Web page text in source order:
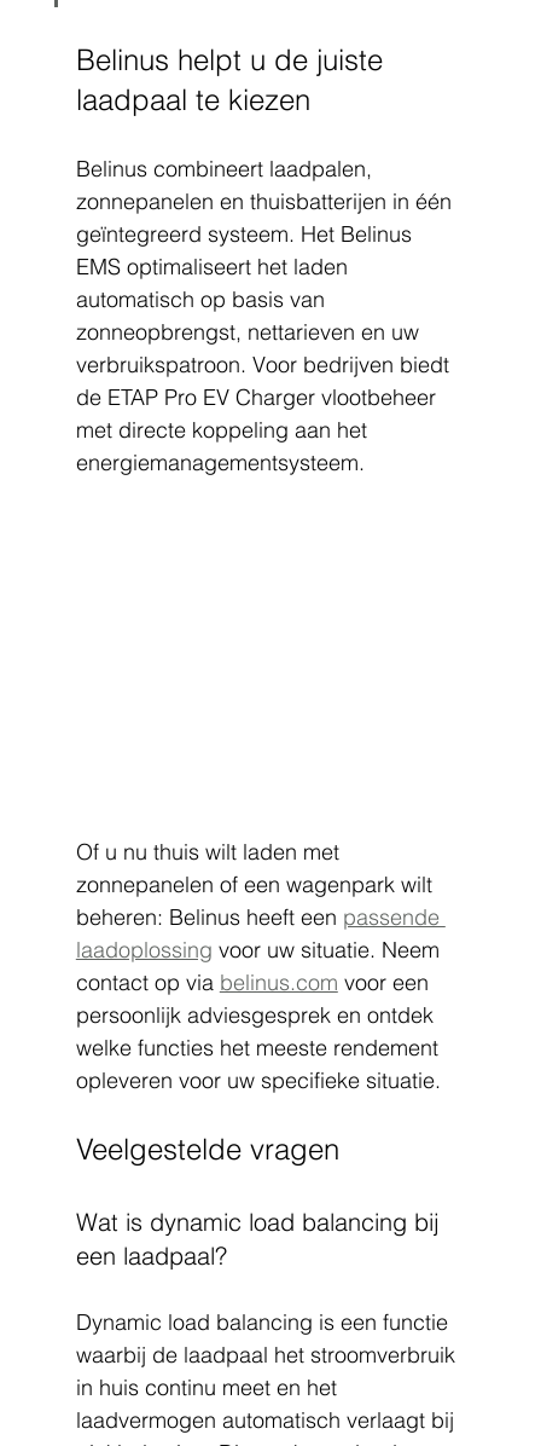
Belinus helpt u de juiste
laadpaal te kiezen
Belinus combineert laadpalen,
zonnepanelen en thuisbatterijen in één
geïntegreerd systeem. Het Belinus
EMS optimaliseert het laden
automatisch op basis van
zonneopbrengst, nettarieven en uw
verbruikspatroon. Voor bedrijven biedt
de ETAP Pro EV Charger vlootbeheer
met directe koppeling aan het
energiemanagementsysteem.
Of u nu thuis wilt laden met
zonnepanelen of een wagenpark wilt
beheren: Belinus heeft een passende
laadoplossing voor uw situatie. Neem
contact op via belinus.com voor een
persoonlijk adviesgesprek en ontdek
welke functies het meeste rendement
opleveren voor uw specifieke situatie.
Veelgestelde vragen
Wat is dynamic load balancing bij
een laadpaal?
Dynamic load balancing is een functie
waarbij de laadpaal het stroomverbruik
in huis continu meet en het
laadvermogen automatisch verlaagt bij